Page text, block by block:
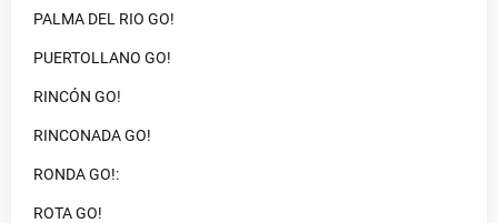
PALMA DEL RIO GO!
PUERTOLLANO GO!
RINCÓN GO!
RINCONADA GO!
RONDA GO!:
ROTA GO!